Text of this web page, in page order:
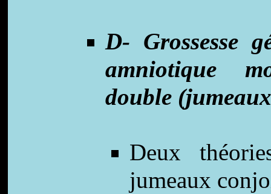
D- Grossesse
amniotique
double
Deux
jumeaux